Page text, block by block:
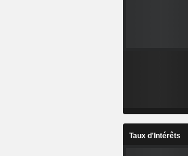
Taux d'Intérêts